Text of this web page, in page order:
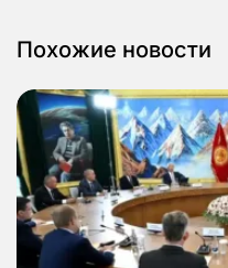
Похожие новости